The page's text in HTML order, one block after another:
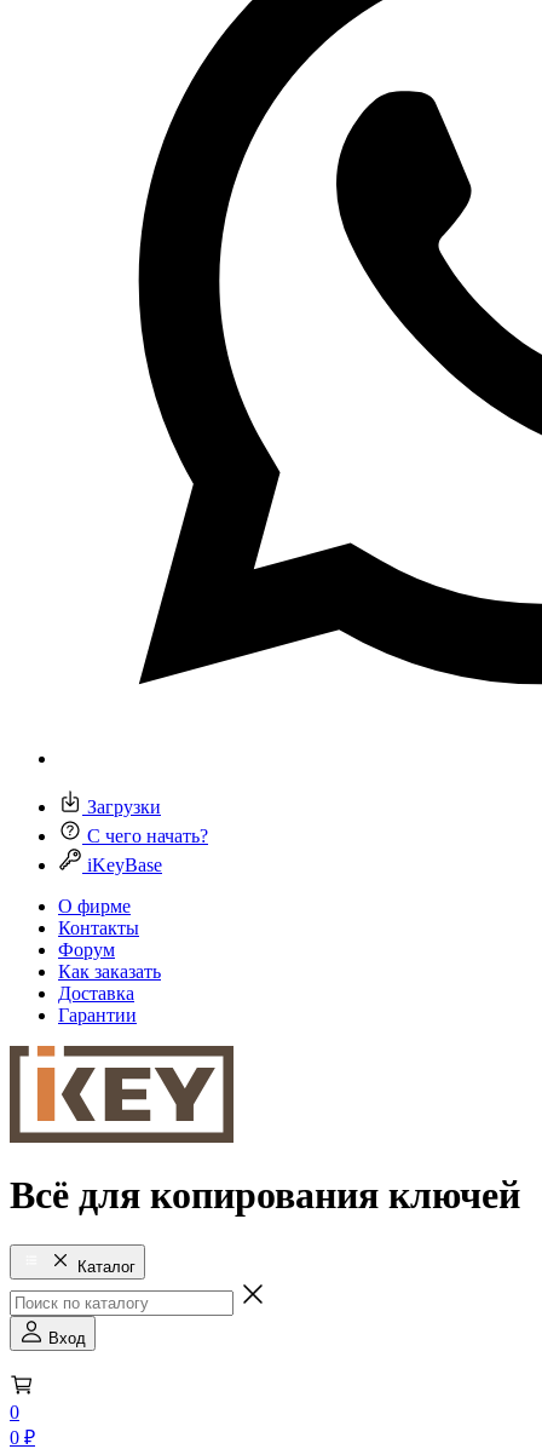
Загрузки
С чего начать?
iKeyBase
О фирме
Контакты
Форум
Как заказать
Доставка
Гарантии
Всё для копирования ключей
Каталог
Вход
0
0 ₽